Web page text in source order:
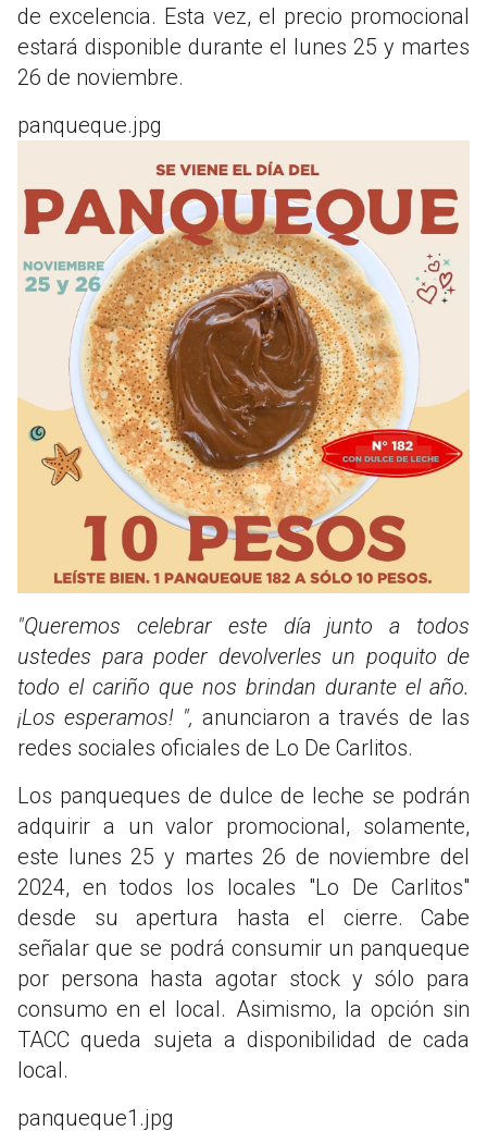
de excelencia. Esta vez, el precio promocional
estará disponible durante el lunes 25 y martes
26 de noviembre.
panqueque.jpg
"Queremos celebrar este día junto a todos
ustedes para poder devolverles un poquito de
todo el cariño que nos brindan durante el año.
¡Los esperamos! ", anunciaron a través de las
redes sociales oficiales de Lo De Carlitos.
Los panqueques de dulce de leche se podrán
adquirir a un valor promocional, solamente,
este lunes 25 y martes 26 de noviembre del
2024, en todos los locales "Lo De Carlitos"
desde su apertura hasta el cierre. Cabe
señalar que se podrá consumir un panqueque
por persona hasta agotar stock y sólo para
consumo en el local. Asimismo, la opción sin
TACC queda sujeta a disponibilidad de cada
local.
panqueque1.jpg